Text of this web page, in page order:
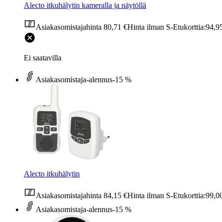
Alecto itkuhälytin kameralla ja näytöllä
Asiakasomistajahinta 80,71 €Hinta ilman S-Etukorttia:
Ei saatavilla
Asiakasomistaja-alennus-15 %
Alecto itkuhälytin
Asiakasomistajahinta 84,15 €Hinta ilman S-Etukorttia:
Asiakasomistaja-alennus-15 %